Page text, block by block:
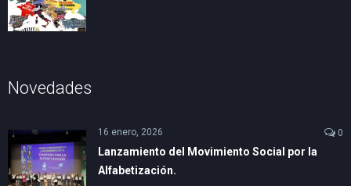
Novedades
16 enero, 2026 0
Lanzamiento del Movimiento Social por la
Alfabetización.